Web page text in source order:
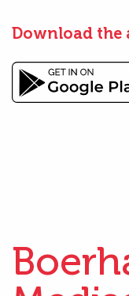
Download the